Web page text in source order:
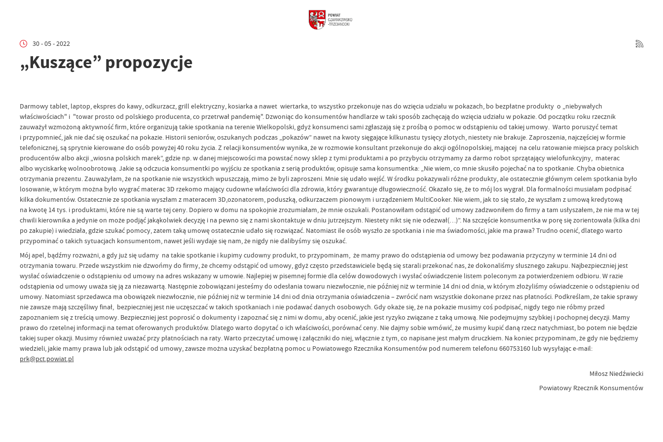
30 - 05 - 2022
„Kuszące” propozycje
Darmowy tablet, laptop, ekspres do kawy, odkurzacz, grill elektryczny, kosiarka a nawet wiertarka, to wszystko przekonuje nas do wzięcia udziału w pokazach, bo bezpłatne produkty o „niebywałych
właściwościach" i "towar prosto od polskiego producenta, co przetrwał pandemię". Dzwoniąc do konsumentów handlarze w taki sposób zachęcają do wzięcia udziału w pokazie. Od początku roku rzecznik
zauważył wzmożoną aktywność firm, które organizują takie spotkania na terenie Wielkopolski, gdyż konsumenci sami zgłaszają się z prośbą o pomoc w odstąpieniu od takiej umowy. Warto poruszyć temat
i przypomnieć, jak nie dać się oszukać na pokazie. Historii seniorów, oszukanych podczas „pokazów” nawet na kwoty sięgające kilkunastu tysięcy złotych, niestety nie brakuje. Zaproszenia, najczęściej w formie
telefonicznej, są sprytnie kierowane do osób powyżej 40 roku życia. Z relacji konsumentów wynika, że w rozmowie konsultant przekonuje do akcji ogólnopolskiej, mającej na celu ratowanie miejsca pracy polskich
producentów albo akcji „wiosna polskich marek”, gdzie np. w danej miejscowości ma powstać nowy sklep z tymi produktami a po przybyciu otrzymamy za darmo robot sprzątający wielofunkcyjny, materac
albo wyciskarkę wolnoobrotową. Jakie są odczucia konsumentki po wyjściu ze spotkania z serią produktów, opisuje sama konsumentka: „Nie wiem, co mnie skusiło pojechać na to spotkanie. Chyba obietnica
otrzymania prezentu. Zauważyłam, że na spotkanie nie wszystkich wpuszczają, mimo że byli zaproszeni. Mnie się udało wejść. W środku pokazywali różne produkty, ale ostatecznie głównym celem spotkania było
losowanie, w którym można było wygrać materac 3D rzekomo mający cudowne właściwości dla zdrowia, który gwarantuje długowieczność. Okazało się, że to mój los wygrał. Dla formalności musiałam podpisać
kilka dokumentów. Ostatecznie ze spotkania wyszłam z materacem 3D,ozonatorem, poduszką, odkurzaczem pionowym i urządzeniem MultiCooker. Nie wiem, jak to się stało, że wyszłam z umową kredytową
na kwotę 14 tys. i produktami, które nie są warte tej ceny. Dopiero w domu na spokojnie zrozumiałam, że mnie oszukali. Postanowiłam odstąpić od umowy zadzwoniłem do firmy a tam usłyszałem, że nie ma w tej
chwili kierownika a jedynie on może podjąć jakąkolwiek decyzję i na pewno się z nami skontaktuje w dniu jutrzejszym. Niestety nikt się nie odezwał(…)”. Na szczęście konsumentka w porę się zorientowała (kilka dni
po zakupie) i wiedziała, gdzie szukać pomocy, zatem taką umowę ostatecznie udało się rozwiązać. Natomiast ile osób wyszło ze spotkania i nie ma świadomości, jakie ma prawa? Trudno ocenić, dlatego warto
przypominać o takich sytuacjach konsumentom, nawet jeśli wydaje się nam, że nigdy nie dalibyśmy się oszukać.
Mój apel, bądźmy rozważni, a gdy już się udamy na takie spotkanie i kupimy cudowny produkt, to przypominam, że mamy prawo do odstąpienia od umowy bez podawania przyczyny w terminie 14 dni od
otrzymania towaru. Przede wszystkim nie dzwońmy do firmy, że chcemy odstąpić od umowy, gdyż często przedstawiciele będą się starali przekonać nas, że dokonaliśmy słusznego zakupu. Najbezpieczniej jest
wysłać oświadczenie o odstąpieniu od umowy na adres wskazany w umowie. Najlepiej w pisemnej formie dla celów dowodowych i wysłać oświadczenie listem poleconym za potwierdzeniem odbioru. W razie
odstąpienia od umowy uważa się ją za niezawartą. Następnie zobowiązani jesteśmy do odesłania towaru niezwłocznie, nie później niż w terminie 14 dni od dnia, w którym złożyliśmy oświadczenie o odstąpieniu od
umowy. Natomiast sprzedawca ma obowiązek niezwłocznie, nie później niż w terminie 14 dni od dnia otrzymania oświadczenia – zwrócić nam wszystkie dokonane przez nas płatności. Podkreślam, że takie sprawy
nie zawsze mają szczęśliwy finał, bezpieczniej jest nie uczęszczać w takich spotkaniach i nie podawać danych osobowych. Gdy okaże się, że na pokazie musimy coś podpisać, nigdy tego nie róbmy przed
zapoznaniem się z treścią umowy. Bezpieczniej jest poprosić o dokumenty i zapoznać się z nimi w domu, aby ocenić, jakie jest ryzyko związane z taką umową. Nie podejmujmy szybkiej i pochopnej decyzji. Mamy
prawo do rzetelnej informacji na temat oferowanych produktów. Dlatego warto dopytać o ich właściwości, porównać ceny. Nie dajmy sobie wmówić, że musimy kupić daną rzecz natychmiast, bo potem nie będzie
takiej super okazji. Musimy również uważać przy płatnościach na raty. Warto przeczytać umowę i załączniki do niej, włącznie z tym, co napisane jest małym druczkiem. Na koniec przypominam, że gdy nie będziemy
wiedzieli, jakie mamy prawa lub jak odstąpić od umowy, zawsze można uzyskać bezpłatną pomoc u Powiatowego Rzecznika Konsumentów pod numerem telefonu 660753160 lub wysyłając e-mail:
prk@pct.powiat.pl
Miłosz Niedźwiecki
Powiatowy Rzecznik Konsumentów